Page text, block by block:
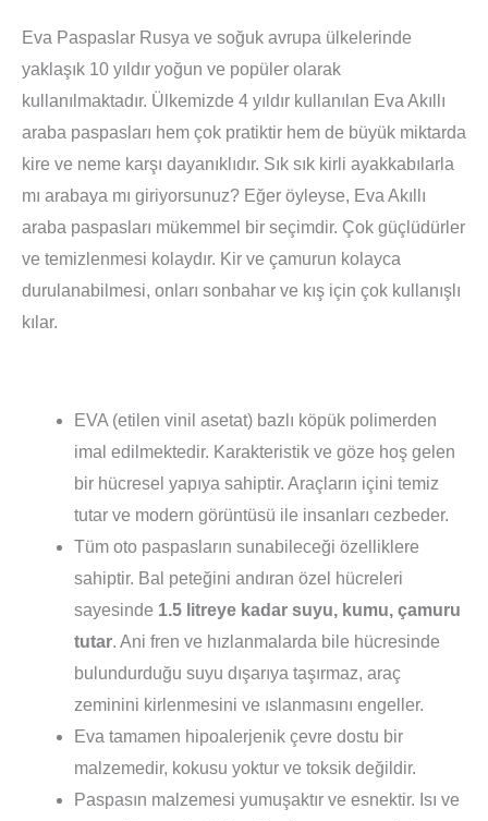
Eva Paspaslar Rusya ve soğuk avrupa ülkelerinde
yaklaşık 10 yıldır yoğun ve popüler olarak
kullanılmaktadır. Ülkemizde 4 yıldır kullanılan Eva Akıllı
araba paspasları hem çok pratiktir hem de büyük miktarda
kire ve neme karşı dayanıklıdır. Sık sık kirli ayakkabılarla
mı arabaya mı giriyorsunuz? Eğer öyleyse, Eva Akıllı
araba paspasları mükemmel bir seçimdir. Çok güçlüdürler
ve temizlenmesi kolaydır. Kir ve çamurun kolayca
durulanabilmesi, onları sonbahar ve kış için çok kullanışlı
kılar.
EVA (etilen vinil asetat) bazlı köpük polimerden
imal edilmektedir. Karakteristik ve göze hoş gelen
bir hücresel yapıya sahiptir. Araçların içini temiz
tutar ve modern görüntüsü ile insanları cezbeder.
Tüm oto paspasların sunabileceği özelliklere
sahiptir. Bal peteğini andıran özel hücreleri
sayesinde 1.5 litreye kadar suyu, kumu, çamuru
tutar. Ani fren ve hızlanmalarda bile hücresinde
bulundurduğu suyu dışarıya taşırmaz, araç
zeminini kirlenmesini ve ıslanmasını engeller.
Eva tamamen hipoalerjenik çevre dostu bir
malzemedir, kokusu yoktur ve toksik değildir.
Paspasın malzemesi yumuşaktır ve esnektir. Isı ve